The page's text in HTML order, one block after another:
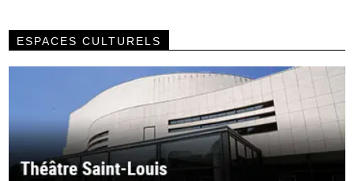
ESPACES CULTURELS